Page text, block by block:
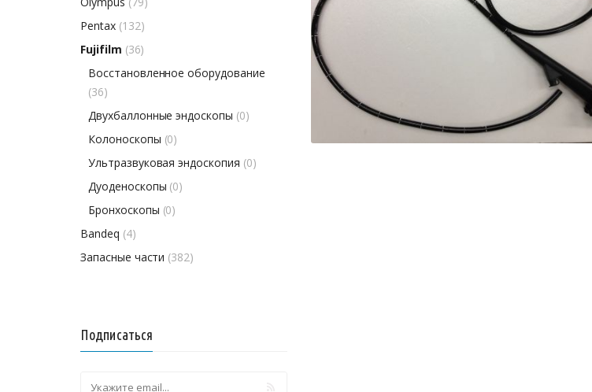
Pentax (132)
Fujifilm (36)
Восстановленное оборудование
(36)
Двухбаллонные эндоскопы (0)
Колоноскопы (0)
Ультразвуковая эндоскопия (0)
Дуоденоскопы (0)
Бронхоскопы (0)
Bandeq (4)
Запасные части (382)
Подписаться